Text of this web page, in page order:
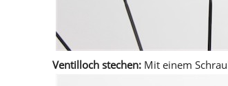
Ventilloch stechen: Mit einem